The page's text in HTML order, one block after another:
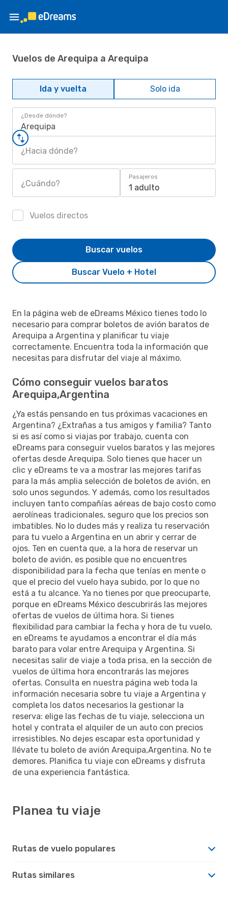
Vuelos de Arequipa a Arequipa
Ida y vuelta Solo ida
¿Desde dónde?
Arequipa
¿Hacia dónde?
¿Cuándo?
Pasajeros
1 adulto
Vuelos directos
Buscar Vuelo + Hotel
Buscar vuelos
En la página web de eDreams México tienes todo lo
necesario para comprar boletos de avión baratos de
Arequipa a Argentina y planificar tu viaje
correctamente. Encuentra toda la información que
necesitas para disfrutar del viaje al máximo.
Cómo conseguir vuelos baratos
Arequipa,Argentina
¿Ya estás pensando en tus próximas vacaciones en
Argentina? ¿Extrañas a tus amigos y familia? Tanto
si es así como si viajas por trabajo, cuenta con
eDreams para conseguir vuelos baratos y las mejores
ofertas desde Arequipa. Solo tienes que hacer un
clic y eDreams te va a mostrar las mejores tarifas
para la más amplia selección de boletos de avión, en
solo unos segundos. Y además, como los resultados
incluyen tanto compañías aéreas de bajo costo como
aerolíneas tradicionales, seguro que los precios son
imbatibles. No lo dudes más y realiza tu reservación
para tu vuelo a Argentina en un abrir y cerrar de
ojos. Ten en cuenta que, a la hora de reservar un
boleto de avión, es posible que no encuentres
disponibilidad para la fecha que tenías en mente o
que el precio del vuelo haya subido, por lo que no
está a tu alcance. Ya no tienes por que preocuparte,
porque en eDreams México descubrirás las mejores
ofertas de vuelos de última hora. Si tienes
flexibilidad para cambiar la fecha y hora de tu vuelo,
en eDreams te ayudamos a encontrar el día más
barato para volar entre Arequipa y Argentina. Si
necesitas salir de viaje a toda prisa, en la sección de
vuelos de última hora encontrarás las mejores
ofertas. Consulta en nuestra página web toda la
información necesaria sobre tu viaje a Argentina y
completa los datos necesarios la gestionar la
reserva: elige las fechas de tu viaje, selecciona un
hotel y contrata el alquiler de un auto con precios
irresistibles. No dejes escapar esta oportunidad y
llévate tu boleto de avión Arequipa,Argentina. No te
demores. Planifica tu viaje con eDreams y disfruta
de una experiencia fantástica.
Planea tu viaje
Rutas de vuelo populares
Rutas similares